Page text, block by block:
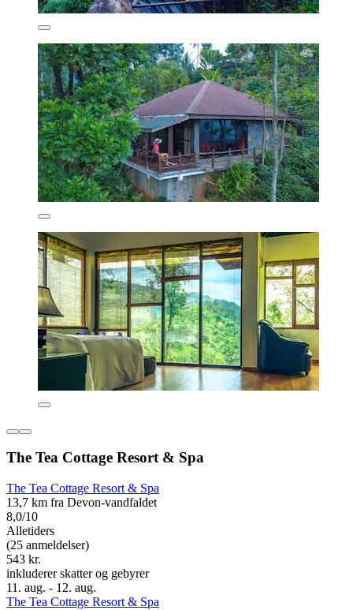
The Tea Cottage Resort & Spa
The Tea Cottage Resort & Spa
13,7 km fra Devon-vandfaldet
8,0/10
Alletiders
(25 anmeldelser)
543 kr.
inkluderer skatter og gebyrer
11. aug. - 12. aug.
The Tea Cottage Resort & Spa